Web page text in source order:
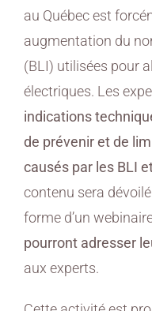
au Québec est
augmentation du
(BLI) utilisées pour
électriques. Les
indications
de prévenir et de
causés par les BLI
contenu sera
forme d’un
pourront adresser
aux experts.